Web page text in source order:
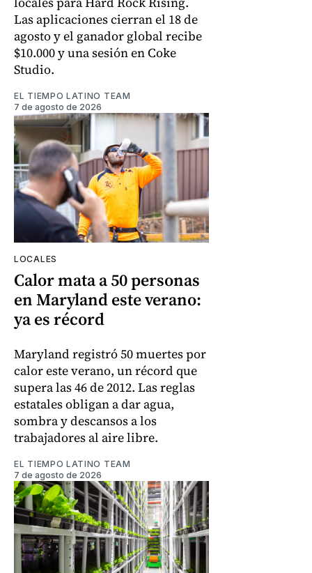
Las aplicaciones cierran el 18 de
agosto y el ganador global recibe
$10.000 y una sesión en Coke
Studio.
EL TIEMPO LATINO TEAM
7 de agosto de 2026
LOCALES
Calor mata a 50 personas
en Maryland este verano:
ya es récord
Maryland registró 50 muertes por
calor este verano, un récord que
supera las 46 de 2012. Las reglas
estatales obligan a dar agua,
sombra y descansos a los
trabajadores al aire libre.
EL TIEMPO LATINO TEAM
7 de agosto de 2026